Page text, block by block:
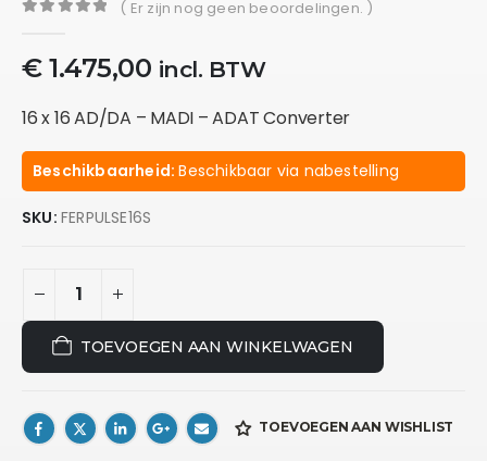
( Er zijn nog geen beoordelingen. )
€1.475,00 incl. BTW
16 x 16 AD/DA – MADI – ADAT Converter
Beschikbaarheid:Beschikbaar via nabestelling
SKU: FERPULSE16S
TOEVOEGEN AAN WINKELWAGEN
TOEVOEGEN AAN WISHLIST